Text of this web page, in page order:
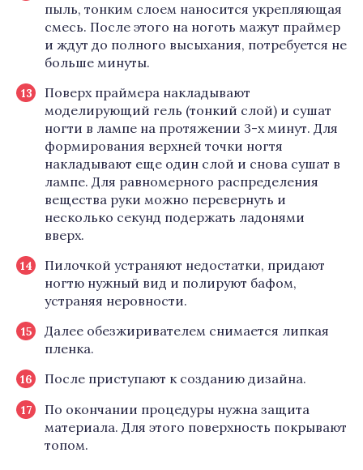
пыль, тонким слоем наносится укрепляющая
смесь. После этого на ноготь мажут праймер
и ждут до полного высыхания, потребуется не
больше минуты.
Поверх праймера накладывают
моделирующий гель (тонкий слой) и сушат
ногти в лампе на протяжении 3-х минут. Для
формирования верхней точки ногтя
накладывают еще один слой и снова сушат в
лампе. Для равномерного распределения
вещества руки можно перевернуть и
несколько секунд подержать ладонями
вверх.
Пилочкой устраняют недостатки, придают
ногтю нужный вид и полируют бафом,
устраняя неровности.
Далее обезжиривателем снимается липкая
пленка.
После приступают к созданию дизайна.
По окончании процедуры нужна защита
материала. Для этого поверхность покрывают
топом.